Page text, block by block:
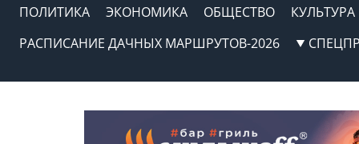
ПОЛИТИКА
ЭКОНОМИКА ОБЩЕСТВО КУЛЬТУРА
РАСПИСАНИЕ ДАЧНЫХ МАРШРУТОВ-2026